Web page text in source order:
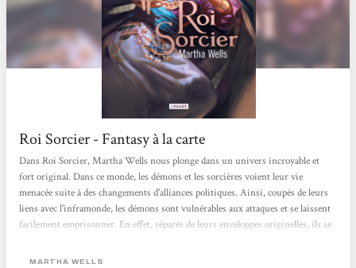
Roi Sorcier - Fantasy à la carte
Dans Roi Sorcier, Martha Wells nous plonge dans un univers incroyable et
fort original. Dans ce monde, les démons et les sorcières voient leur vie
menacée suite à des changements d'alliances politiques. Ainsi, coupés de leurs
liens avec l'inframonde, les démons sont vulnérables aux attaques et se laissent
facilement emprisonner. En effet, séparés de leurs enveloppes originelles, ils se
Wells ne manque pas de singularité car elle prête des intentions aux éléments
MARTHA WELLS